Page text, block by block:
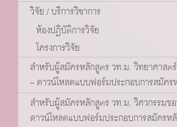
วิจัย / บริการวิชาการ
ห้องปฏิบัติการวิจัย
โครงการวิจัย
สำหรับผู้สมัครหลักสูตร วท.ม. วิทยาศาสต
– ดาวน์โหลดแบบฟอร์มประกอบการสมัคร
สำหรับผู้สมัครหลักสูตร วท.ม. วิศวกรรมซ
ดาวน์โหลดแบบฟอร์มประกอบการสมัครห